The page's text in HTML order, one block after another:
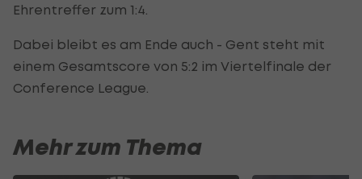
Ehrentreffer zum 1:4.
Dabei bleibt es am Ende auch - Gent steht mit
einem Gesamtscore von 5:2 im Viertelfinale der
Conference League.
Mehr zum Thema